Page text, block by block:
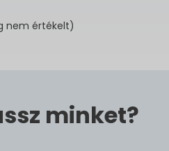
nem értékelt)
minket?